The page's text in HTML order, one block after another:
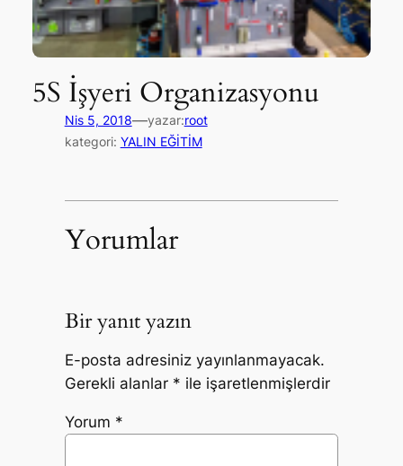
5S İşyeri Organizasyonu
Nis 5, 2018—yazar:root
kategori: YALIN EĞİTİM
Yorumlar
Bir yanıt yazın
E-posta adresiniz yayınlanmayacak.
Gerekli alanlar * ile işaretlenmişlerdir
Yorum *